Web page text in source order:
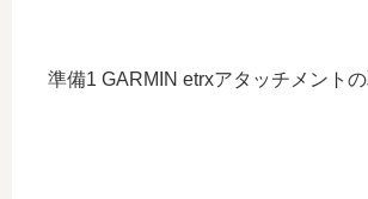
準備1 GARMIN etrxアタッチメント